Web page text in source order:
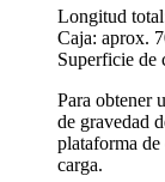
Longitud
Caja: aprox.
Superficie de
Para obtener
de gravedad
plataforma
carga.